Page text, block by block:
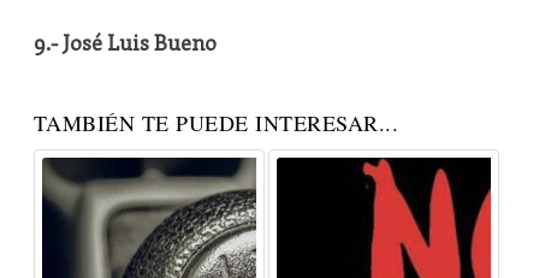
9.- José Luis Bueno
TAMBIÉN TE PUEDE INTERESAR...